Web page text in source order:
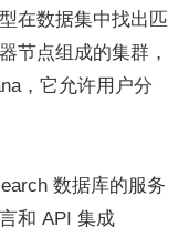
在数据集中找出匹
节点组成的集群，
，它允许用户分
数据库的服务
和 API 集成